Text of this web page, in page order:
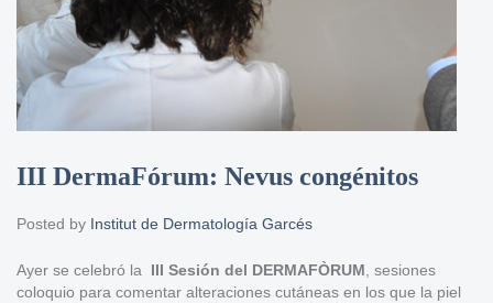
III DermaFórum: Nevus congénitos
Posted by Institut de Dermatología Garcés
Ayer se celebró la III Sesión del DERMAFÒRUM , sesiones
coloquio para comentar alteraciones cutáneas en los que la piel